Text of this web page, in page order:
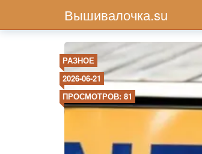
Вышивалочка.su
РАЗНОЕ
2026-06-21
ПРОСМОТРОВ: 81